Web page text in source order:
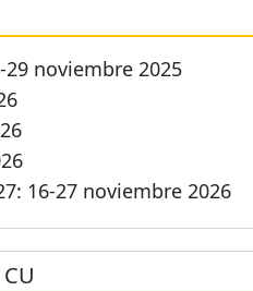
29 noviembre 2025
16-27 noviembre 2026